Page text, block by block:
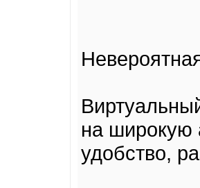
на широкую
удобство,